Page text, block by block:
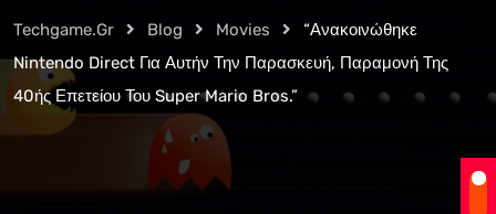
Techgame.gr Blog Movies
“Ανακοινώθηκε
Nintendo Direct Για Αυτήν Την Παρασκευή, Παραμονή Της
40ής Επετείου Του Super Mario Bros.”